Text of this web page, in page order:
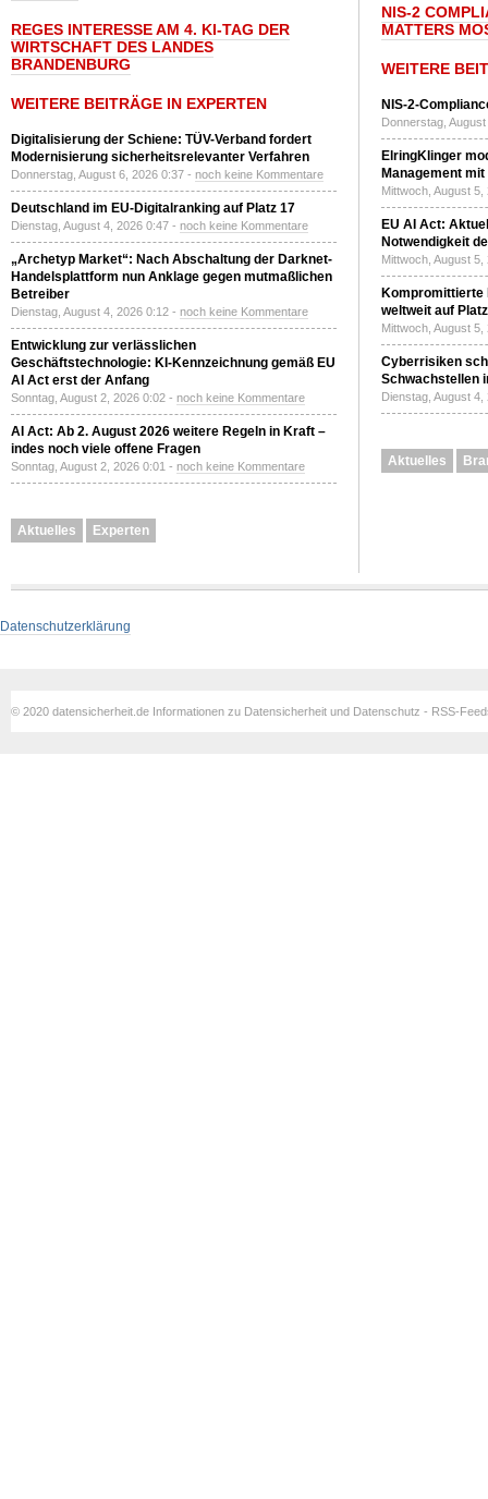
REGES INTERESSE AM 4. KI-TAG DER
WIRTSCHAFT DES LANDES
BRANDENBURG
WEITERE BEITRÄGE IN EXPERTEN
Digitalisierung der Schiene: TÜV-Verband fordert
Modernisierung sicherheitsrelevanter Verfahren
Donnerstag, August 6, 2026 0:37 - noch keine Kommentare
Deutschland im EU-Digitalranking auf Platz 17
Dienstag, August 4, 2026 0:47 - noch keine Kommentare
„Archetyp Market“: Nach Abschaltung der Darknet-
Handelsplattform nun Anklage gegen mutmaßlichen
Betreiber
Dienstag, August 4, 2026 0:12 - noch keine Kommentare
Entwicklung zur verlässlichen
Geschäftstechnologie: KI-Kennzeichnung gemäß EU
AI Act erst der Anfang
Sonntag, August 2, 2026 0:02 - noch keine Kommentare
AI Act: Ab 2. August 2026 weitere Regeln in Kraft –
indes noch viele offene Fragen
Sonntag, August 2, 2026 0:01 - noch keine Kommentare
Aktuelles Experten
NIS-2
MATTERS
WEITERE
NIS-2-
Donnerstag,
ElringKlinger
Management
Mittwoch, August
EU AI Act:
Notwendigkeit
Mittwoch, August
Kompromittierte
weltweit auf
Mittwoch, August
Cyberrisiken
Schwachstellen
Dienstag, August
Aktuelles
Datenschutzerklärung
© 2020 datensicherheit.de Informationen zu Datensicherheit und Datenschutz - RSS-